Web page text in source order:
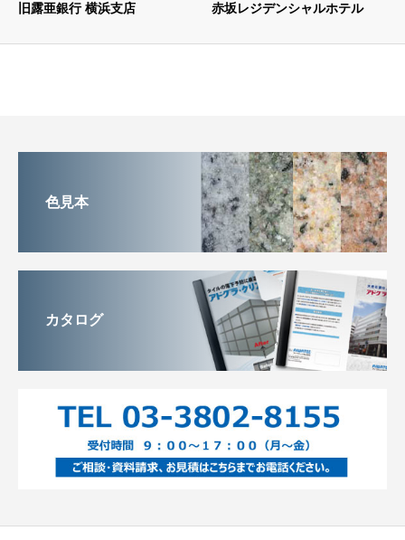
旧露亜銀行 横浜支店 赤坂レジデンシャルホテル
色見本
カタログ